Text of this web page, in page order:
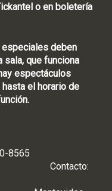
o en boletería
deben
sala, que funciona
espectáculos
el horario de
2] 1950-8565